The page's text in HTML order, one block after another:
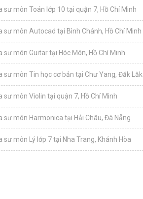
sư môn Toán lớp 10 tại quận 7, Hồ Chí Minh
sư môn Autocad tại Bình Chánh, Hồ Chí Minh
sư môn Guitar tại Hóc Môn, Hồ Chí Minh
sư môn Tin học cơ bản tại Chư Yang, Đăk Lăk
sư môn Violin tại quận 7, Hồ Chí Minh
sư môn Harmonica tại Hải Châu, Đà Nẵng
sư môn Lý lớp 7 tại Nha Trang, Khánh Hòa